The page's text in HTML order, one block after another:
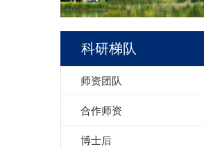
科研梯队
师资团队
合作师资
博士后